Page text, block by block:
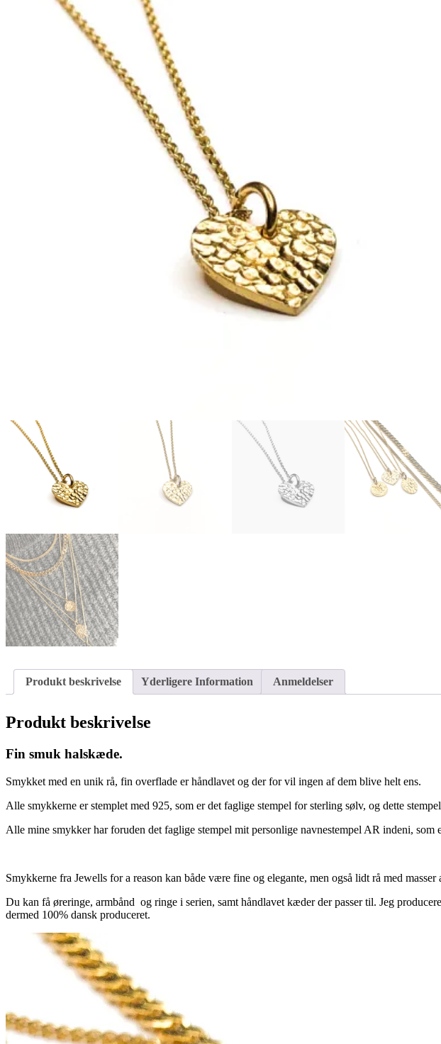
Produkt beskrivelse Yderligere Information Anmeldelser
Produkt beskrivelse
Fin smuk halskæde.
Smykket med en unik rå, fin overflade er håndlavet og der for vil ingen af dem blive helt ens.
Alle smykkerne er stemplet med 925, som er det faglige stempel for sterling sølv, og dette
Alle mine smykker har foruden det faglige stempel mit personlige navnestempel AR indeni, som
Smykkerne fra Jewells for a reason kan både være fine og elegante, men også lidt rå med masser
Du kan få øreringe, armbånd og ringe i serien, samt håndlavet kæder der passer til. Jeg
dermed 100% dansk produceret.